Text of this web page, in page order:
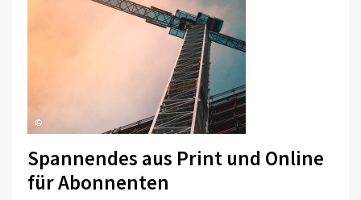
©
Spannendes aus Print und Online
für Abonnenten